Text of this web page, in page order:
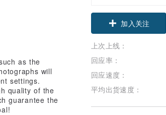
加入关注
上次上线：
回应率：
回应速度：
平均出货速度：
as the
will
settings.
quality of the
guarantee the